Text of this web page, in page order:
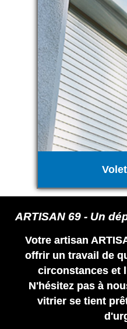
ARTISAN 69 - Un
Votre artisan
offrir un travail de
circonstances et
N'hésitez pas à
vitrier se tient